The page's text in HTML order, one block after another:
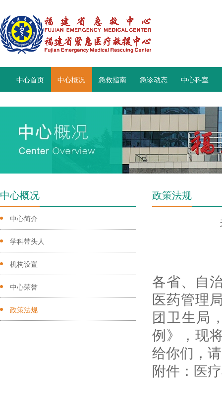
中心首页 中心概况 急救指南 急诊动态 中心科室
中心概况
中心简介
学科带头人
机构设置
中心荣誉
政策法规
政策法规
各省、自
医药管理
团卫生局
例》，现
给你们，
附件：医